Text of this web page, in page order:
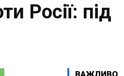
Росії: під